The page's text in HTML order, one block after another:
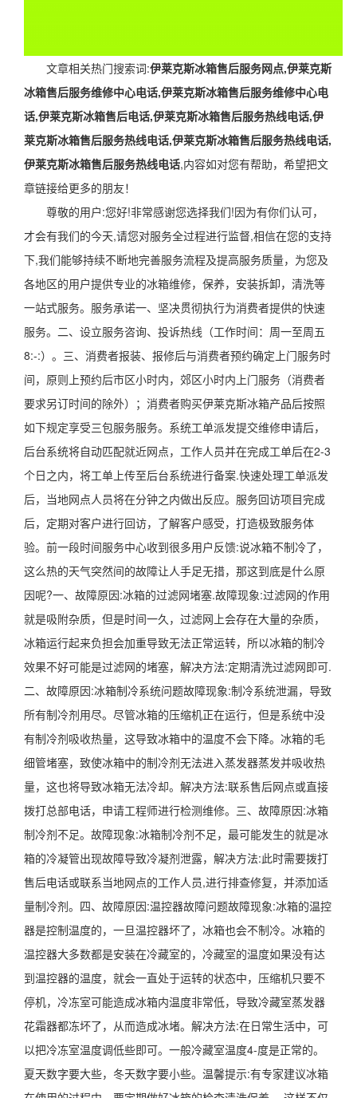
文章相关热门搜索词:伊莱克斯冰箱售后服务网点,伊莱克斯
冰箱售后服务维修中心电话,伊莱克斯冰箱售后服务维修中心电
话,伊莱克斯冰箱售后电话,伊莱克斯冰箱售后服务热线电话,伊
莱克斯冰箱售后服务热线电话,伊莱克斯冰箱售后服务热线电话,
伊莱克斯冰箱售后服务热线电话,内容如对您有帮助，希望把文
章链接给更多的朋友！
尊敬的用户:您好!非常感谢您选择我们!因为有你们认可，
才会有我们的今天,请您对服务全过程进行监督,相信在您的支持
下,我们能够持续不断地完善服务流程及提高服务质量，为您及
各地区的用户提供专业的冰箱维修，保养，安装拆卸，清洗等
一站式服务。服务承诺一、坚决贯彻执行为消费者提供的快速
服务。二、设立服务咨询、投诉热线（工作时间：周一至周五
8:-:）。三、消费者报装、报修后与消费者预约确定上门服务时
间，原则上预约后市区小时内，郊区小时内上门服务（消费者
要求另订时间的除外）；消费者购买伊莱克斯冰箱产品后按照
如下规定享受三包服务服务。系统工单派发提交维修申请后，
后台系统将自动匹配就近网点，工作人员并在完成工单后在2-3
个日之内，将工单上传至后台系统进行备案.快速处理工单派发
后，当地网点人员将在分钟之内做出反应。服务回访项目完成
后，定期对客户进行回访，了解客户感受，打造极致服务体
验。前一段时间服务中心收到很多用户反馈:说冰箱不制冷了，
这么热的天气突然间的故障让人手足无措，那这到底是什么原
因呢?一、故障原因:冰箱的过滤网堵塞.故障现象:过滤网的作用
就是吸附杂质，但是时间一久，过滤网上会存在大量的杂质，
冰箱运行起来负担会加重导致无法正常运转，所以冰箱的制冷
效果不好可能是过滤网的堵塞，解决方法:定期清洗过滤网即可.
二、故障原因:冰箱制冷系统问题故障现象:制冷系统泄漏，导致
所有制冷剂用尽。尽管冰箱的压缩机正在运行，但是系统中没
有制冷剂吸收热量，这导致冰箱中的温度不会下降。冰箱的毛
细管堵塞，致使冰箱中的制冷剂无法进入蒸发器蒸发并吸收热
量，这也将导致冰箱无法冷却。解决方法:联系售后网点或直接
拨打总部电话，申请工程师进行检测维修。三、故障原因:冰箱
制冷剂不足。故障现象:冰箱制冷剂不足，最可能发生的就是冰
箱的冷凝管出现故障导致冷凝剂泄露，解决方法:此时需要拨打
售后电话或联系当地网点的工作人员,进行排查修复，并添加适
量制冷剂。四、故障原因:温控器故障问题故障现象:冰箱的温控
器是控制温度的，一旦温控器坏了，冰箱也会不制冷。冰箱的
温控器大多数都是安装在冷藏室的，冷藏室的温度如果没有达
到温控器的温度，就会一直处于运转的状态中，压缩机只要不
停机，冷冻室可能造成冰箱内温度非常低，导致冷藏室蒸发器
花霜器都冻坏了，从而造成冰堵。解决方法:在日常生活中，可
以把冷冻室温度调低些即可。一般冷藏室温度4-度是正常的。
夏天数字要大些，冬天数字要小些。温馨提示:有专家建议冰箱